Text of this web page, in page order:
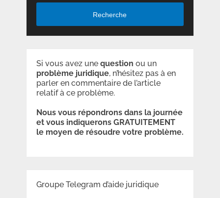
Recherche
Si vous avez une question ou un
problème juridique, n’hésitez pas à en
parler en commentaire de l’article
relatif à ce problème.
Nous vous répondrons dans la journée
et vous indiquerons GRATUITEMENT
le moyen de résoudre votre problème.
Groupe Telegram d’aide juridique